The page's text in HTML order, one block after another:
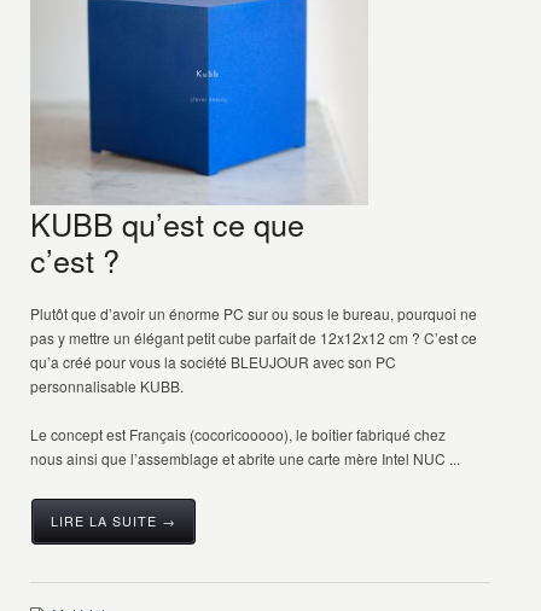
KUBB qu’est ce que
c’est ?
Plutôt que d’avoir un énorme PC sur ou sous le bureau, pourquoi ne
pas y mettre un élégant petit cube parfait de 12x12x12 cm ? C’est ce
qu’a créé pour vous la société BLEUJOUR avec son PC
personnalisable KUBB.
Le concept est Français (cocoricooooo), le boitier fabriqué chez
nous ainsi que l’assemblage et abrite une carte mère Intel NUC ...
LIRE LA SUITE →